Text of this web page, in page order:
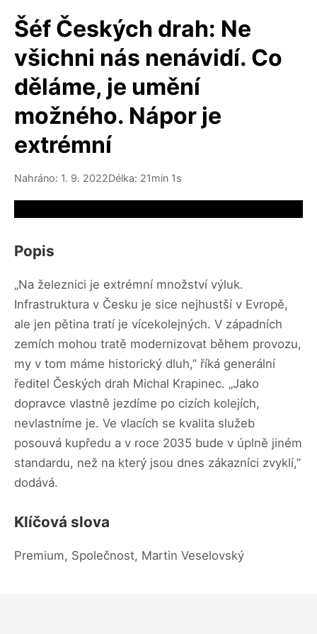
Šéf Českých drah: Ne
všichni nás nenávidí. Co
děláme, je umění
možného. Nápor je
extrémní
Nahráno: 1. 9. 2022Délka: 21min 1s
Popis
„Na železnici je extrémní množství výluk.
Infrastruktura v Česku je sice nejhustší v Evropě,
ale jen pětina tratí je vícekolejných. V západních
zemích mohou tratě modernizovat během provozu,
my v tom máme historický dluh,” říká generální
ředitel Českých drah Michal Krapinec. „Jako
dopravce vlastně jezdíme po cizích kolejích,
nevlastníme je. Ve vlacích se kvalita služeb
posouvá kupředu a v roce 2035 bude v úplně jiném
standardu, než na který jsou dnes zákazníci zvyklí,”
dodává.
Klíčová slova
Premium, Společnost, Martin Veselovský